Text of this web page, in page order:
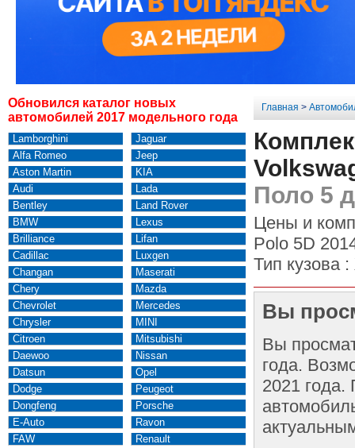
Обновился каталог новых
автомобилей 2017 модельного года
Lamborghini
Alfa Romeo
Aston Martin
Audi
Bentley
BMW
Brilliance
Cadillac
Changan
Chery
Chevrolet
Chrysler
Citroen
Daewoo
Datsun
Dodge
Dongfeng
E-Auto
FAW
Jaguar
Jeep
KIA
Lada
Land Rover
Lexus
Lifan
Luxgen
Maserati
Mazda
Mercedes
MINI
Mitsubishi
Nissan
Opel
Peugeot
Porsche
Ravon
Renault
Главная >
Поло 5
Цены и
Polo 5D
Тип кузова :
Вы
Вы
года.
2021 года.